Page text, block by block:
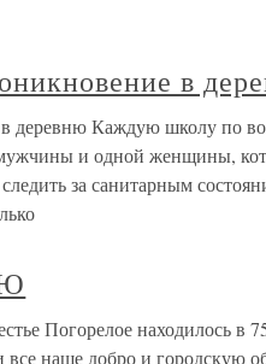
в
деревню Каждую школу по
и одной женщины,
за санитарным
находилось в 75
наше добро и городскую